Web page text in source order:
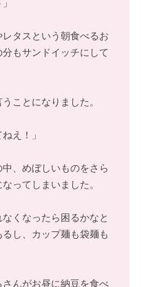
タスという朝食べるお
もサンドイッチにして
ことになりました。
え！」
、めぼしいものをさら
ってしまいました。
くなったら困るかなと
し、カップ麺も袋麺も
んがお昼に納豆を食べ